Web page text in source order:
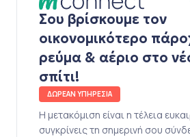
Σου βρίσκουμε τον
οικονομικότερο
ρεύμα & αέριο στο
σπίτι!
ΔΩΡΕΑΝ ΥΠΗΡΕΣΙΑ
Η μετακόμιση είναι η τέλεια
συγκρίνεις τη σημερινή σου